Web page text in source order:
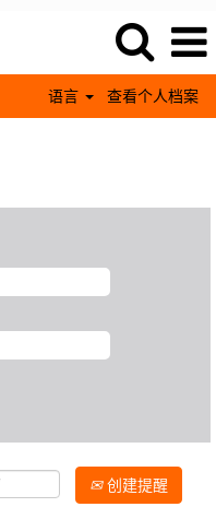
语言 查看个人档案
创建提醒